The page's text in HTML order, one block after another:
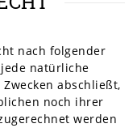
nach folgender
natürliche
abschließt,
noch ihrer
werden